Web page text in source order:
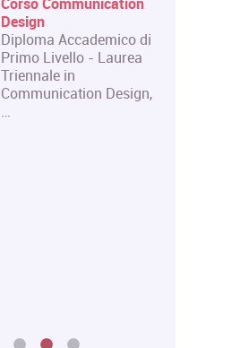
Master in Gestione e
Innovazione delle
Attività Museali
Il Master in Gestione e
Innovazione delle
Attività Museali rilascia